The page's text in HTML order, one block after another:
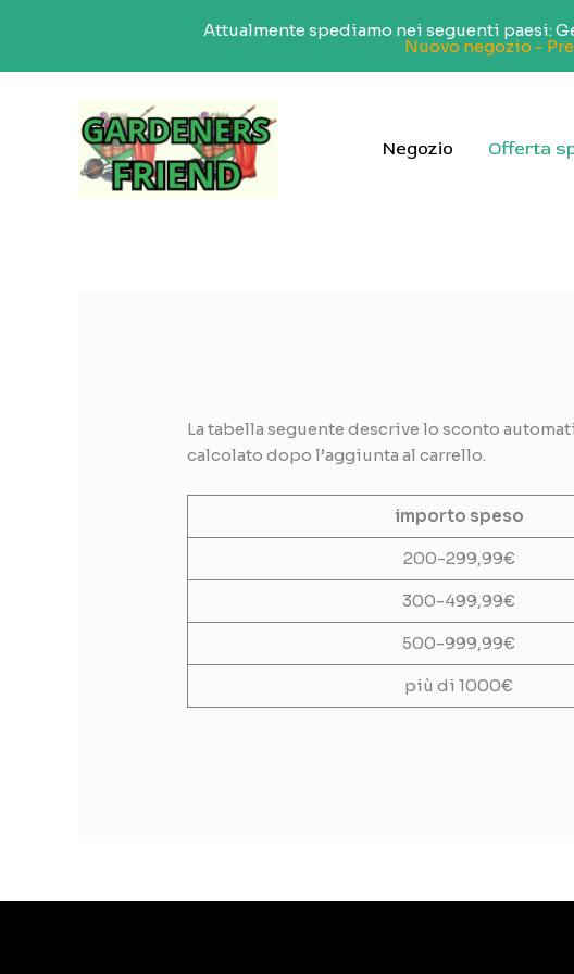
Attualmente spediamo nei seguenti paesi:
Nuovo negozio -
contenuto
Negozio Offerta
La tabella seguente descrive lo sconto
calcolato dopo l’aggiunta al carrello.
importo speso
200-299,99€
300-499,99€
500-999,99€
più di 1000€